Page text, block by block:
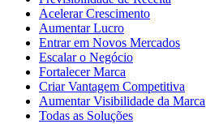
Acelerar Crescimento
Aumentar Lucro
Entrar em Novos Mercados
Escalar o Negócio
Fortalecer Marca
Criar Vantagem Competitiva
Aumentar Visibilidade da Marca
Todas as Soluções